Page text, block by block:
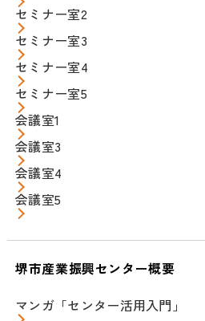
セミナー室2
セミナー室3
セミナー室4
セミナー室5
会議室1
会議室3
会議室4
会議室5
堺市産業振興センター概要
マンガ「センター活用入門」